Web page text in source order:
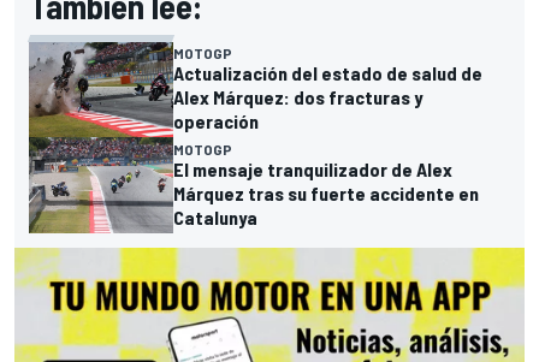
MOTOGP
Actualización del estado de salud de
Alex Márquez: dos fracturas y
operación
MOTOGP
El mensaje tranquilizador de Alex
Márquez tras su fuerte accidente en
Catalunya